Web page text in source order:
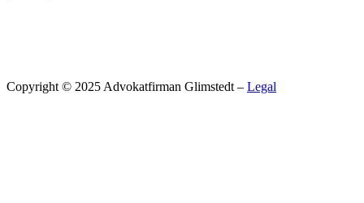
Copyright © 2025 Advokatfirman Glimstedt – Legal